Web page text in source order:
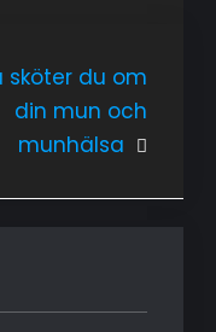
sköter du om
din mun och
munhälsa